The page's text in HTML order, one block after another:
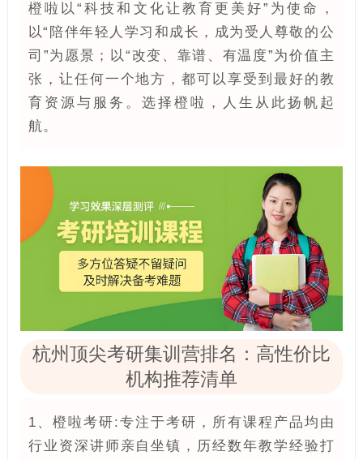
橙啦以“科技和文化让教育更美好”为使命，
以“陪伴年轻人学习和成长，成为受人尊敬的公
司”为愿景；以“改变、靠谱、有温度”为价值主
张，让任何一个地方，都可以享受到最好的教
育资源与服务。选择橙啦，人生从此扬帆起
航。
杭州顶尖考研集训营排名：高性价比
机构推荐清单
1、橙啦考研:专注于考研，所有课程产品均由
行业资深讲师亲自坐镇，历经数年教学经验打